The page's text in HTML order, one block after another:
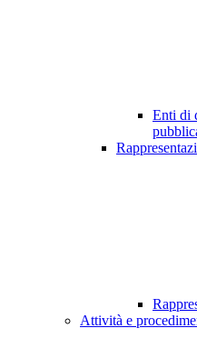
Enti di
Attività e